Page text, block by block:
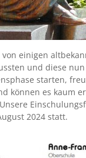
einigen
und diese
starten,
können es kaum
2024 statt.